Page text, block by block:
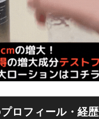
ロフィール・経歴